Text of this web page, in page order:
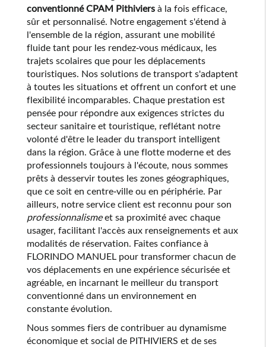
conventionné CPAM Pithiviersà la fois efficace,
sûr et personnalisé. Notre engagement s'étend à
l'ensemble de la région, assurant une mobilité
fluide tant pour les rendez-vous médicaux, les
trajets scolaires que pour les déplacements
touristiques. Nos solutions de transport s'adaptent
à toutes les situations et offrent un confort et une
flexibilité incomparables. Chaque prestation est
pensée pour répondre aux exigences strictes du
secteur sanitaire et touristique, reflétant notre
volonté d'être le leader du transport intelligent
dans la région. Grâce à une flotte moderne et des
professionnels toujours à l'écoute, nous sommes
prêts à desservir toutes les zones géographiques,
que ce soit en centre-ville ou en périphérie. Par
ailleurs, notre service client est reconnu pour son
professionnalismeet sa proximité avec chaque
usager, facilitant l'accès aux renseignements et aux
modalités de réservation. Faites confiance à
FLORINDO MANUEL pour transformer chacun de
vos déplacements en une expérience sécurisée et
agréable, en incarnant le meilleur du transport
conventionné dans un environnement en
constante évolution.
Nous sommes fiers de contribuer au dynamisme
économique et social de PITHIVIERS et de ses